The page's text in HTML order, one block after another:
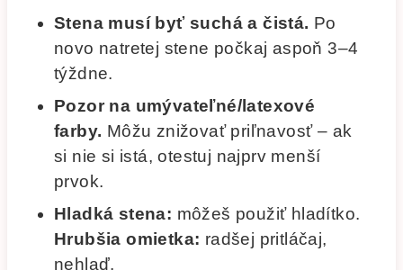
Stena musí byť suchá a čistá. Po
novo natretej stene počkaj aspoň 3–4
týždne.
Pozor na umývateľné/latexové
farby. Môžu znižovať priľnavosť – ak
si nie si istá, otestuj najprv menší
prvok.
Hladká stena: môžeš použiť hladítko.
Hrubšia omietka: radšej pritláčaj,
nehlaď.